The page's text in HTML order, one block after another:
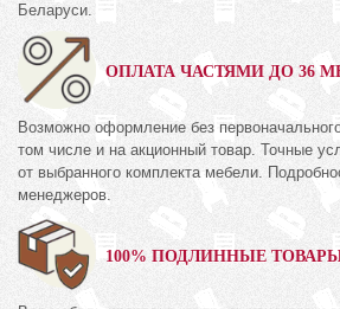
Беларуси.
ОПЛАТА ЧАСТЯМИ ДО 36
Возможно оформление без
том числе и на акционный товар. Точные
от выбранного комплекта мебели.
менеджеров.
100% ПОДЛИННЫЕ